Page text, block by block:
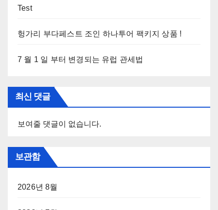
Test
헝가리 부다페스트 조인 하나투어 팩키지 상품 !
7 월 1 일 부터 변경되는 유럽 관세법
최신 댓글
보여줄 댓글이 없습니다.
보관함
2026년 8월